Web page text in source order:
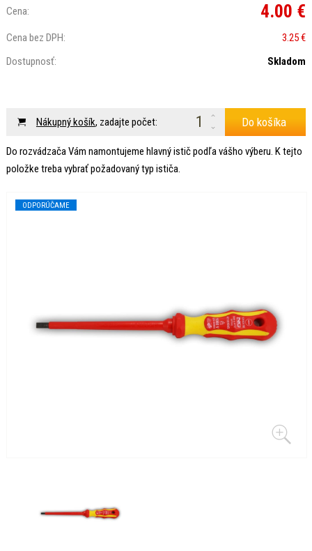
Cena: 4.00 €
Cena bez DPH:
3.25 €
Dostupnosť:
Skladom
Nákupný košík, zadajte počet: Do košíka
Do rozvádzača Vám namontujeme hlavný istič podľa vášho výberu. K tejto
položke treba vybrať požadovaný typ ističa.
ODPORÚČAME